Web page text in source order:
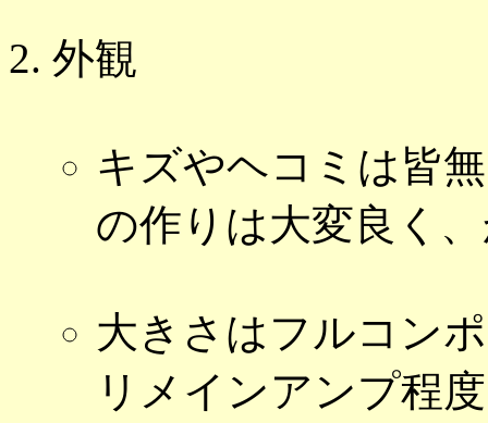
外観
キズやヘコミは皆
の作りは大変良く
大きさはフルコン
リメインアンプ程